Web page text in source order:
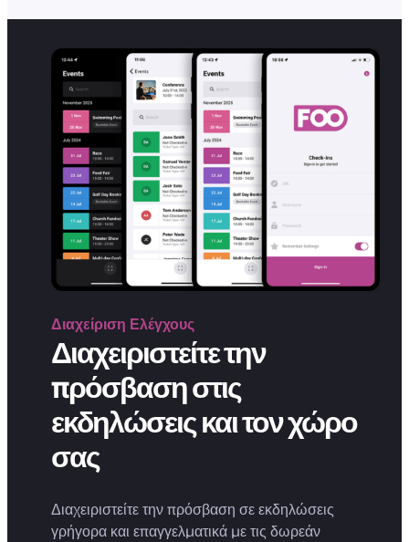
Διαχείριση Ελέγχους
Διαχειριστείτε την
πρόσβαση στις
εκδηλώσεις και τον χώρο
σας
Διαχειριστείτε την πρόσβαση σε εκδηλώσεις
γρήγορα και επαγγελματικά με τις δωρεάν